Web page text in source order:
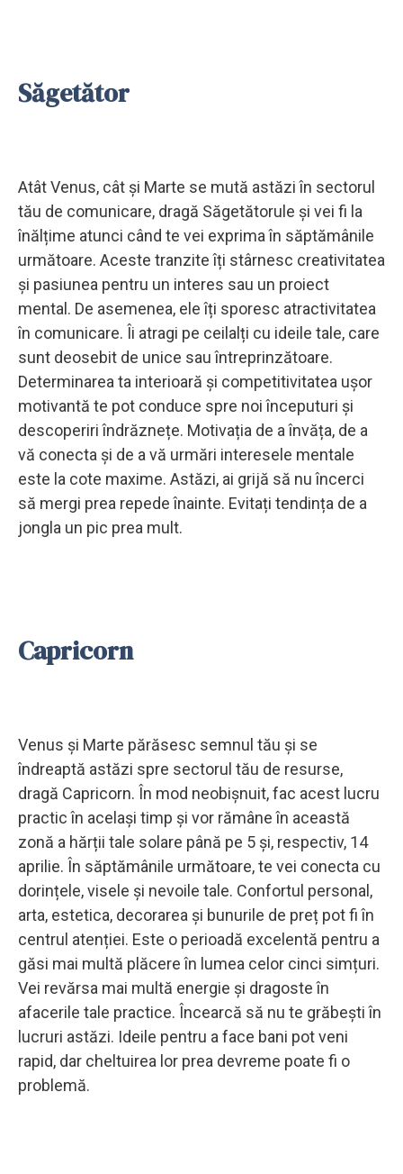
Săgetător
Atât Venus, cât și Marte se mută astăzi în sectorul
tău de comunicare, dragă Săgetătorule și vei fi la
înălțime atunci când te vei exprima în săptămânile
următoare. Aceste tranzite îți stârnesc creativitatea
și pasiunea pentru un interes sau un proiect
mental. De asemenea, ele îți sporesc atractivitatea
în comunicare. Îi atragi pe ceilalți cu ideile tale, care
sunt deosebit de unice sau întreprinzătoare.
Determinarea ta interioară și competitivitatea ușor
motivantă te pot conduce spre noi începuturi și
descoperiri îndrăznețe. Motivația de a învăța, de a
vă conecta și de a vă urmări interesele mentale
este la cote maxime. Astăzi, ai grijă să nu încerci
să mergi prea repede înainte. Evitați tendința de a
jongla un pic prea mult.
Capricorn
Venus și Marte părăsesc semnul tău și se
îndreaptă astăzi spre sectorul tău de resurse,
dragă Capricorn. În mod neobișnuit, fac acest lucru
practic în același timp și vor rămâne în această
zonă a hărții tale solare până pe 5 și, respectiv, 14
aprilie. În săptămânile următoare, te vei conecta cu
dorințele, visele și nevoile tale. Confortul personal,
arta, estetica, decorarea și bunurile de preț pot fi în
centrul atenției. Este o perioadă excelentă pentru a
găsi mai multă plăcere în lumea celor cinci simțuri.
Vei revărsa mai multă energie și dragoste în
afacerile tale practice. Încearcă să nu te grăbești în
lucruri astăzi. Ideile pentru a face bani pot veni
rapid, dar cheltuirea lor prea devreme poate fi o
problemă.